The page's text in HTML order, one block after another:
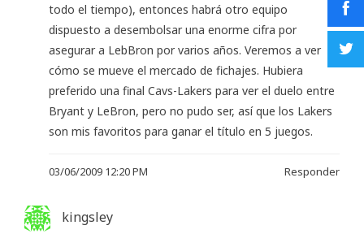
todo el tiempo), entonces habrá otro equipo
dispuesto a desembolsar una enorme cifra por
asegurar a LebBron por varios años. Veremos a ver
cómo se mueve el mercado de fichajes. Hubiera
preferido una final Cavs-Lakers para ver el duelo entre
Bryant y LeBron, pero no pudo ser, así que los Lakers
son mis favoritos para ganar el título en 5 juegos.
03/06/2009 12:20 PM Responder
kingsley